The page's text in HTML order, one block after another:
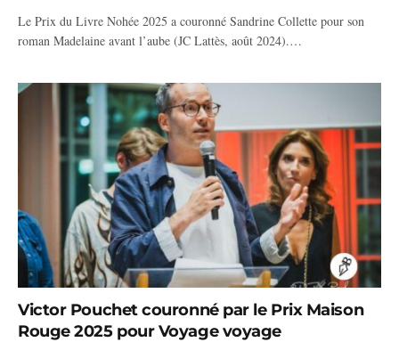
Le Prix du Livre Nohée 2025 a couronné Sandrine Collette pour son
roman Madelaine avant l’aube (JC Lattès, août 2024).…
Victor Pouchet couronné par le Prix Maison
Rouge 2025 pour Voyage voyage